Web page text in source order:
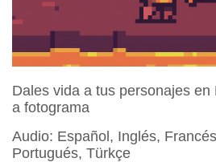
Dales vida a tus personajes
a fotograma
Audio: Español, Inglés,
Portugués, Türkçe